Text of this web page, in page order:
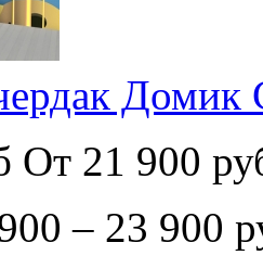
Домик
От 21 900
– 23 900